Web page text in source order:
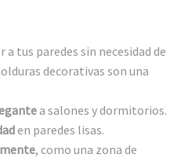
a tus paredes sin necesidad de
decorativas son una
a salones y dormitorios.
en paredes lisas.
, como una zona de